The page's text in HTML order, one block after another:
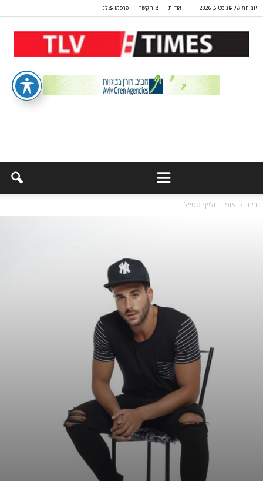
יום חמישי, אוגוסט 6, 2026 אודות צור קשר פרסמו אצלנו
בית אופנה ולייף סטייל